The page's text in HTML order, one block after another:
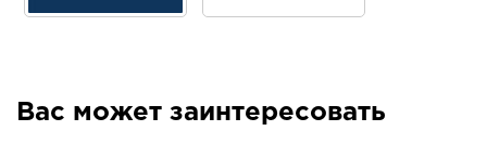
Вас может заинтересовать